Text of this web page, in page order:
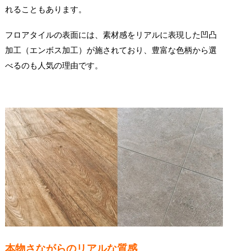
れることもあります。
フロアタイルの表面には、素材感をリアルに表現した凹凸
加工（エンボス加工）が施されており、豊富な色柄から選
べるのも人気の理由です。
本物さながらのリアルな質感